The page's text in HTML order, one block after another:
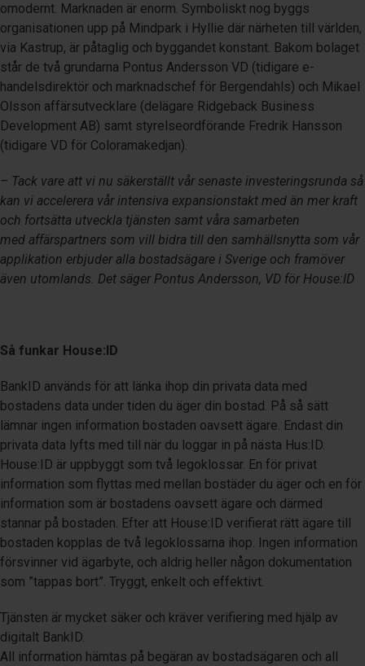
omodernt. Marknaden är enorm. Symboliskt nog byggs
organisationen upp på Mindpark i Hyllie där närheten till världen,
via Kastrup, är påtaglig och byggandet konstant. Bakom bolaget
står de två grundarna Pontus Andersson VD (tidigare e-
handelsdirektör och marknadschef för Bergendahls) och Mikael
Olsson affärsutvecklare (delägare Ridgeback Business
Development AB) samt styrelseordförande Fredrik Hansson
(tidigare VD för Coloramakedjan).
– Tack vare att vi nu säkerställt vår senaste investeringsrunda så
kan vi accelerera vår intensiva expansionstakt med än mer kraft
och fortsätta utveckla tjänsten samt våra samarbeten
med affärspartners som vill bidra till den samhällsnytta som vår
applikation erbjuder alla bostadsägare i Sverige och framöver
även utomlands. Det säger Pontus Andersson, VD för House:ID
Så funkar House:ID
BankID används för att länka ihop din privata data med
bostadens data under tiden du äger din bostad. På så sätt
lämnar ingen information bostaden oavsett ägare. Endast din
privata data lyfts med till när du loggar in på nästa Hus:ID.
House:ID är uppbyggt som två legoklossar. En för privat
information som flyttas med mellan bostäder du äger och en för
information som är bostadens oavsett ägare och därmed
stannar på bostaden. Efter att House:ID verifierat rätt ägare till
bostaden kopplas de två legoklossarna ihop. Ingen information
försvinner vid ägarbyte, och aldrig heller någon dokumentation
som ”tappas bort”. Tryggt, enkelt och effektivt.
Tjänsten är mycket säker och kräver verifiering med hjälp av
digitalt BankID.
All information hämtas på begäran av bostadsägaren och all